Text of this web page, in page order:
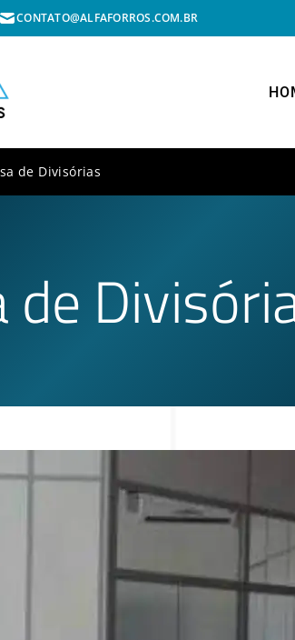
CONTATO@ALFAFORROS.COM.BR
de Divisórias
de